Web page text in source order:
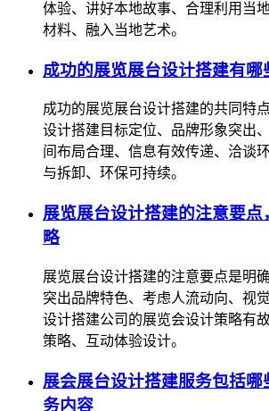
体验、讲好本地故事、合理利用当
材料、融入当地艺术。
成功的展览展台设计搭建有哪
成功的展览展台设计搭建的共同特
设计搭建目标定位、品牌形象突出
间布局合理、信息有效传递、洽谈
与拆卸、环保可持续。
展览展台设计搭建的注意要点
略
展览展台设计搭建的注意要点是明
突出品牌特色、考虑人流动向、视
设计搭建公司的展览会设计策略有
策略、互动体验设计。
展会展台设计搭建服务包括哪
务内容